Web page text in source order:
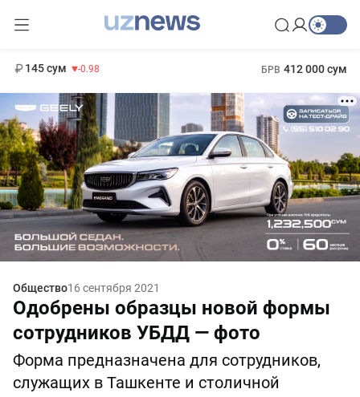
145 сум -0.98 БРВ 412 000 сум
Общество16 сентября 2021
Одобрены образцы новой формы
сотрудников УБДД — фото
Форма предназначена для сотрудников,
служащих в Ташкенте и столичной